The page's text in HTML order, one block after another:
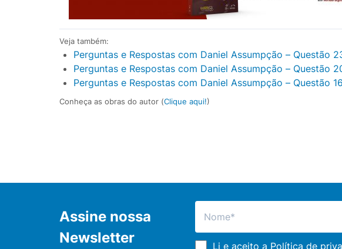
Veja também:
Perguntas e Respostas com Daniel Assumpção – Questão
Perguntas e Respostas com Daniel Assumpção – Questão
Perguntas e Respostas com Daniel Assumpção – Questão
Conheça as obras do autor (Clique aqui!)
Assine nossa
Newsletter
Li e aceito a Política de